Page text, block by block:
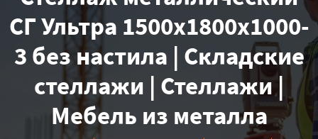
СГ Ультра 1500x1800x1000-
3 без настила | Складские
стеллажи | Стеллажи |
Мебель из металла